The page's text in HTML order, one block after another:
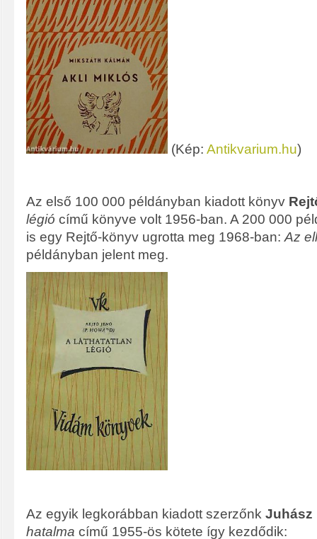
(Kép: Antikvarium.hu)
Az első 100 000 példányban kiadott könyv
légió című könyve volt 1956-ban. A 200 000
is egy Rejtő-könyv ugrotta meg 1968-ban: Az
példányban jelent meg.
Az egyik legkorábban kiadott szerzőnk Juhász
hatalma című 1955-ös kötete így kezdődik: